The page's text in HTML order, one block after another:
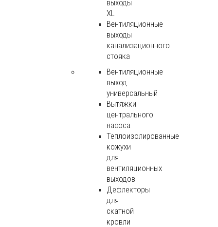
выходы
XL
Вентиляционные
выходы
канализационного
стояка
Вентиляционные
выход
универсальный
Вытяжки
центрального
насоса
Теплоизолированные
кожухи
для
вентиляционных
выходов
Дефлекторы
для
скатной
кровли